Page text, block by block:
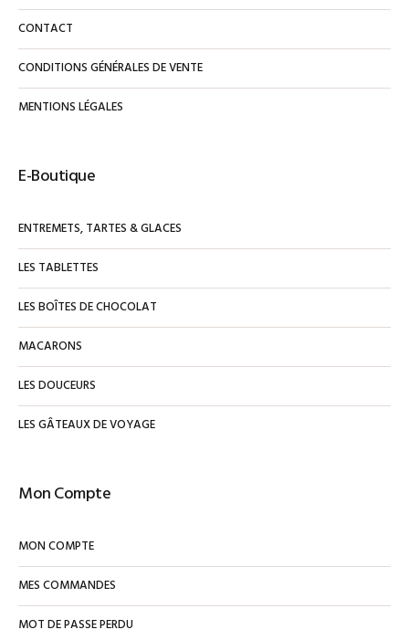
CONTACT
CONDITIONS GÉNÉRALES DE VENTE
MENTIONS LÉGALES
E-Boutique
ENTREMETS, TARTES & GLACES
LES TABLETTES
LES BOÎTES DE CHOCOLAT
MACARONS
LES DOUCEURS
LES GÂTEAUX DE VOYAGE
Mon Compte
MON COMPTE
MES COMMANDES
MOT DE PASSE PERDU